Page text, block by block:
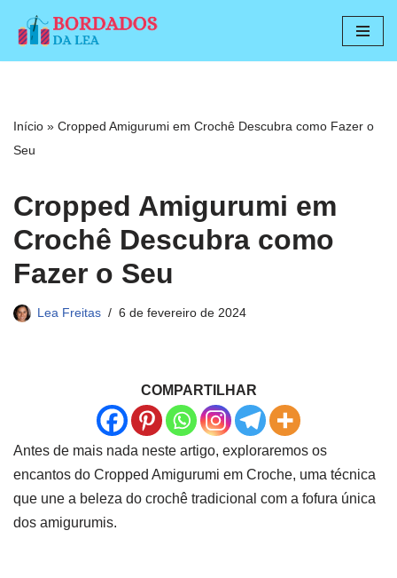
Pular
conteúdo
Início » Cropped Amigurumi em Crochê Descubra como Fazer o
Seu
Cropped Amigurumi em
Crochê Descubra como
Fazer o Seu
Lea Freitas 6 de fevereiro de 2024
COMPARTILHAR
Antes de mais nada neste artigo, exploraremos os
encantos do Cropped Amigurumi em Croche, uma técnica
que une a beleza do crochê tradicional com a fofura única
dos amigurumis.